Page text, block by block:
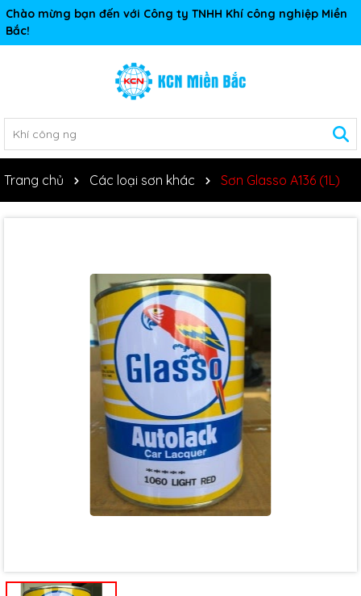
Chào mừng bạn đến với Công ty TNHH Khí công nghiệp Miền
Bắc!
Trang chủ Các loại sơn khác Sơn Glasso A136 (1L)